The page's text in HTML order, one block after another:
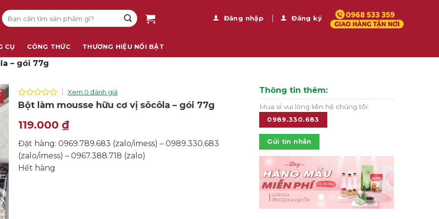
Tìm
kiếm:
Đăng nhập Đăng ký
CỤ CÔNG THỨC THƯƠNG HIỆU NỔI BẬT
– gói 77g
0
out
5
Xem 0 đánh giá
Bột làm mousse hữu cơ vị sôcôla – gói 77g
119.000₫
Đặt hàng: 0969.789.683 (zalo/imess) – 0989.330.683
(zalo/imess) – 0967.388.718 (zalo)
Hết hàng
Thông tin thêm:
Mua sỉ vui lòng liên hệ chúng tôi:
0989.330.683
Gửi tin nhắn